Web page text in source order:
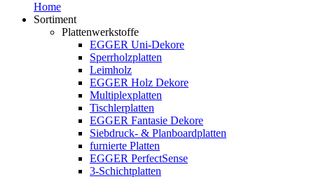
Home
Sortiment
Plattenwerkstoffe
EGGER Uni-Dekore
Sperrholzplatten
Leimholz
EGGER Holz Dekore
Multiplexplatten
Tischlerplatten
EGGER Fantasie Dekore
Siebdruck- & Planboardplatten
furnierte Platten
EGGER PerfectSense
3-Schichtplatten